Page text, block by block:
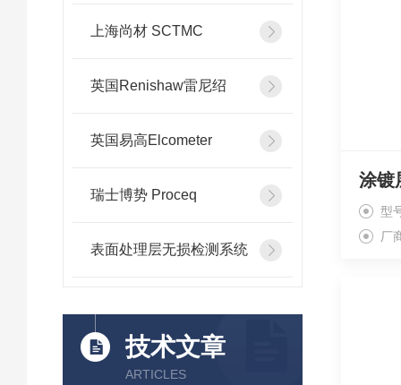
上海尚材 SCTMC
英国Renishaw雷尼绍
英国易高Elcometer
瑞士博势 Proceq
表面处理层无损检测系统
技术文章
ARTICLES
型
厂